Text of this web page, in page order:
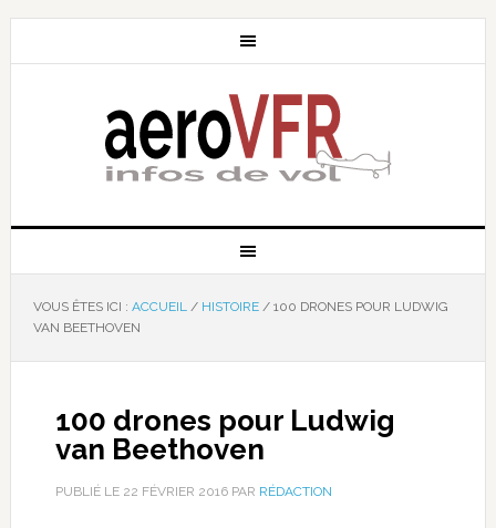
VOUS ÊTES ICI : ACCUEIL / HISTOIRE /100 DRONES POUR LUDWIG
VAN BEETHOVEN
100 drones pour Ludwig
van Beethoven
PUBLIÉ LE 22 FÉVRIER 2016PAR RÉDACTION